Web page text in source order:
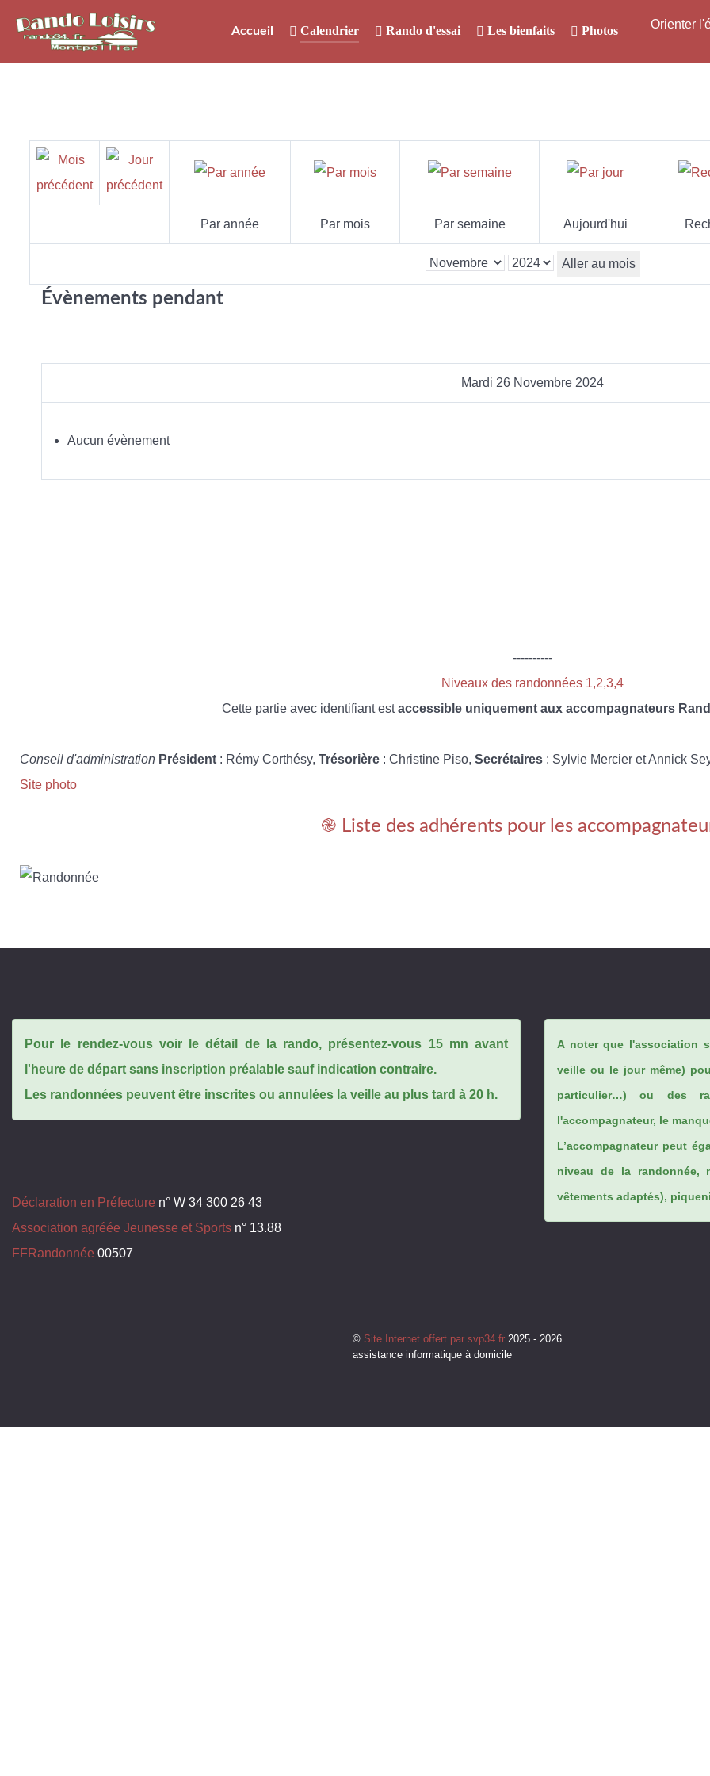
Accueil Calendrier Rando d'essai Les bienfaits Photos Orienter
Par année Par mois Par semaine Aujourd'hui
Aller au mois
Évènements pendant
Mardi 26 Novembre 2024
Aucun évènement
----------
Niveaux des randonnées 1,2,3,4
Cette partie avec identifiant estaccessible uniquement aux accompagnateurs
Conseil d'administration Président : Rémy Corthésy, Trésorière : Christine Piso, Secrétaires : Sylvie Mercier et Annick
Site photo
֎ Liste des adhérents pour les
Pour le rendez-vous voir le détail de la rando, présentez-vous 15 mn avant
l'heure de départ sans inscription préalable sauf indication contraire.
Les randonnées peuvent être inscrites ou annulées la veille au plus tard à 20 h.
Déclaration en Préfecture n° W 34 300 26 43
Association agréée Jeunesse et Sports n° 13.88
FFRandonnée 00507
A noter que l'association
veille ou le jour même)
particulier…) ou des
l'accompagnateur, le
L’accompagnateur peut
niveau de la randonnée,
vêtements adaptés),
© Site Internet offert par svp34.fr 2025 - 2026
assistance informatique à domicile